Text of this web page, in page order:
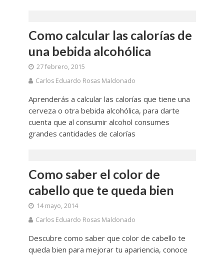
Como calcular las calorías de
una bebida alcohólica
27 febrero, 2015
Carlos Eduardo Rosas Maldonado
Aprenderás a calcular las calorías que tiene una
cerveza o otra bebida alcohólica, para darte
cuenta que al consumir alcohol consumes
grandes cantidades de calorías
Como saber el color de
cabello que te queda bien
14 mayo, 2014
Carlos Eduardo Rosas Maldonado
Descubre como saber que color de cabello te
queda bien para mejorar tu apariencia, conoce